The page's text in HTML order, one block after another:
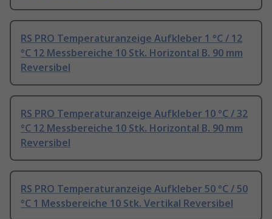
RS PRO Temperaturanzeige Aufkleber 1 °C / 12
°C 12 Messbereiche 10 Stk. Horizontal B. 90 mm
Reversibel
RS PRO Temperaturanzeige Aufkleber 10 °C / 32
°C 12 Messbereiche 10 Stk. Horizontal B. 90 mm
Reversibel
RS PRO Temperaturanzeige Aufkleber 50 °C / 50
°C 1 Messbereiche 10 Stk. Vertikal Reversibel